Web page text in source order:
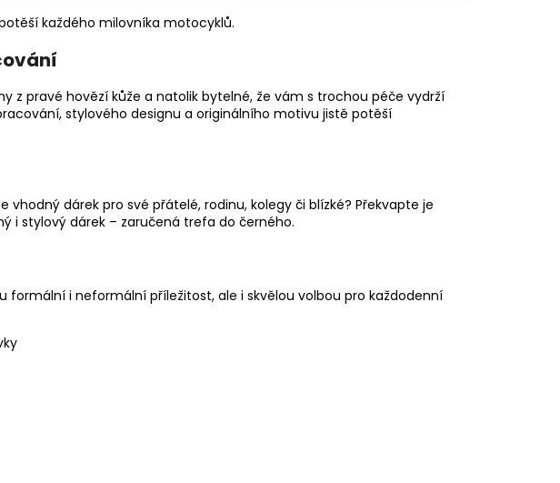
každého milovníka motocyklů.
z pravé hovězí kůže a natolik bytelné, že vám s trochou péče vydrží
stylového designu a originálního motivu jistě potěší
vhodný dárek pro své přátelé, rodinu, kolegy či blízké? Překvapte je
i stylový dárek – zaručená trefa do černého.
formální i neformální příležitost, ale i skvělou volbou pro každodenní